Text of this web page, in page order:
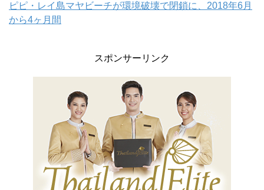
ピピ・レイ島マヤビーチが環境破壊で閉鎖に、2018年6月
から4ヶ月間
スポンサーリンク